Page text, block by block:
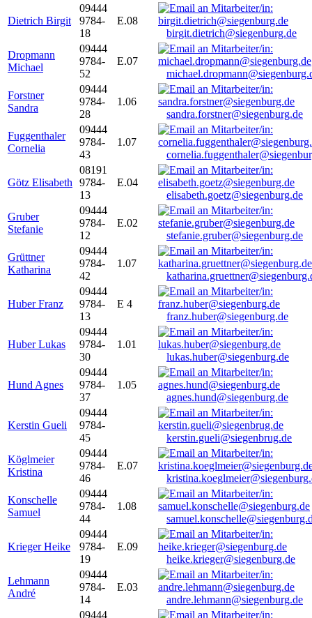
Dietrich Birgit
09444
9784-
18
E.08
birgit.dietrich@siegenburg.de
Dropmann
Michael
09444
9784-
52
E.07
Forstner
Sandra
09444
9784-
28
1.06
sandra.forstner@siegenburg.de
Fuggenthaler
Cornelia
09444
9784-
43
1.07
Götz Elisabeth
08191
9784-
13
E.04
elisabeth.goetz@siegenburg.de
Gruber
Stefanie
09444
9784-
12
E.02
stefanie.gruber@siegenburg.de
Grüttner
Katharina
09444
9784-
42
1.07
Huber Franz
09444
9784-
13
E 4
franz.huber@siegenburg.de
Huber Lukas
09444
9784-
30
1.01
lukas.huber@siegenburg.de
Hund Agnes
09444
9784-
37
1.05
agnes.hund@siegenburg.de
Kerstin Gueli
09444
9784-
45
kerstin.gueli@siegenbrug.de
Köglmeier
Kristina
09444
9784-
46
E.07
Konschelle
Samuel
09444
9784-
44
1.08
Krieger Heike
09444
9784-
19
E.09
heike.krieger@siegenburg.de
Lehmann
André
09444
9784-
14
E.03
andre.lehmann@siegenburg.de
09444